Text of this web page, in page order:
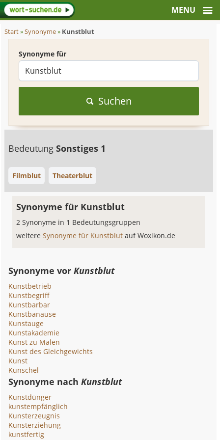
Start»Synonyme» Kunstblut
Synonyme für
Suchen
BedeutungSonstiges 1
Filmblut Theaterblut
Synonyme für Kunstblut
2 Synonyme in 1 Bedeutungsgruppen
weitereSynonyme für Kunstblutauf Woxikon.de
Synonyme vorKunstblut
Kunstbetrieb
Kunstbegriff
Kunstbarbar
Kunstbanause
Kunstauge
Kunstakademie
Kunst zu Malen
Kunst des Gleichgewichts
Kunst
Kunschel
Synonyme nachKunstblut
Kunstdünger
kunstempfänglich
Kunsterzeugnis
Kunsterziehung
kunstfertig